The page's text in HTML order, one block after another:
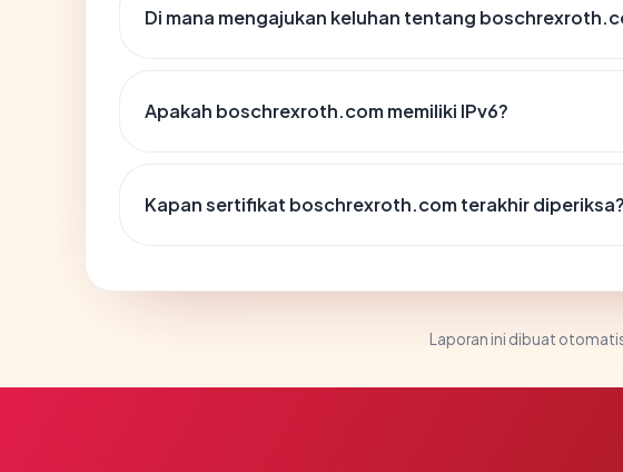
Di mana mengajukan keluhan tentang
Apakah boschrexroth.com memiliki IPv6?
Kapan sertifikat boschrexroth.com terakhir diperiksa?
Laporan ini dibuat